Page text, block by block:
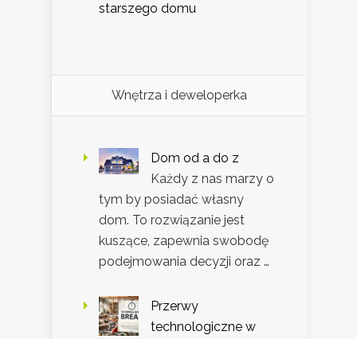
starszego domu
Wnętrza i deweloperka
Dom od a do z
Każdy z nas marzy o
tym by posiadać własny
dom. To rozwiązanie jest
kuszące, zapewnia swobodę
podejmowania decyzji oraz …
Przerwy
technologiczne w